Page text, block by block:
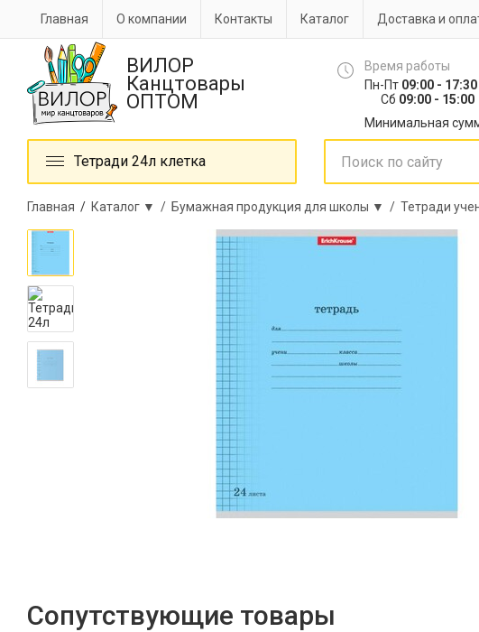
Главная О компании Контакты Каталог Доставка и
ВИЛОР
Канцтовары
ОПТОМ
Время работы
Пн-Пт 09:00 - 17:30
Сб 09:00 - 15:00
Минимальная
Тетради 24л клетка
Главная / Каталог ▼ / Бумажная продукция для школы ▼ / Тетради
Сопутствующие товары